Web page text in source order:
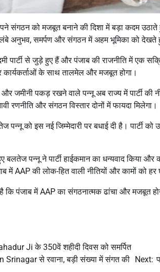
संगठन को मजबूत बनाने की दिशा में बड़ा कदम उठाते
अनुभव, समर्पण और संगठन में अहम भूमिका को देखते
से जुड़े हुए हैं और पंजाब की राजनीति में एक
के साथ तालमेल और मजबूत होगा।
और जमीनी पकड़ रखने वाले पन्नू अब राज्य में पार्टी
रणनीति और संगठन विस्तार दोनों में फायदा मिलेगा।
को इस नई जिम्मेदारी पर बधाई दी है। पार्टी को
बलतेज पन्नू ने पार्टी हाईकमान का धन्यवाद किया और
में AAP की लोक-हित वाली नीतियों और कामों को
है कि पंजाब में AAP का संगठनात्मक ढांचा और मजबूत
Ji के 350वें शहीदी दिवस को समर्पित
Srinagar से रवाना, बड़ी संख्या में संगत की
Next: